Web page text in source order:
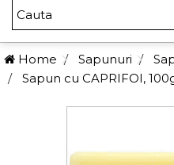
Home Sapunuri
Sapun cu CAPRIFOI,